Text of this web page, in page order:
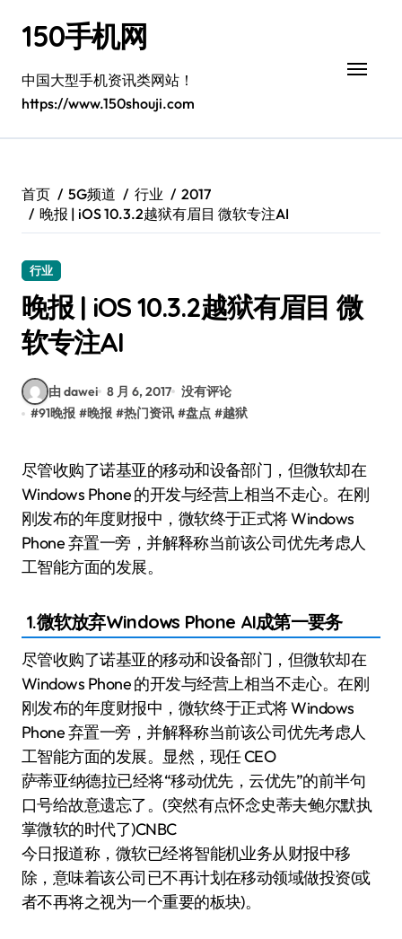
150手机网
中国大型手机资讯类网站！
https://www.150shouji.com
首页 5G频道 行业
2017
晚报 | iOS 10.3.2越狱有眉目 微软专注AI
行业
晚报 | iOS 10.3.2越狱有眉目 微
软专注AI
由 dawei 8 月 6, 2017 没有评论
#91晚报 #晚报 #热门资讯 #盘点 #越狱
尽管收购了诺基亚的移动和设备部门，但微软却在
Windows Phone 的开发与经营上相当不走心。在刚
刚发布的年度财报中，微软终于正式将 Windows
Phone 弃置一旁，并解释称当前该公司优先考虑人
工智能方面的发展。
1.微软放弃Windows Phone AI成第一要务
尽管收购了诺基亚的移动和设备部门，但微软却在
Windows Phone 的开发与经营上相当不走心。在刚
刚发布的年度财报中，微软终于正式将 Windows
Phone 弃置一旁，并解释称当前该公司优先考虑人
工智能方面的发展。显然，现任 CEO
萨蒂亚·纳德拉已经将“移动优先，云优先”的前半句
口号给故意遗忘了。(突然有点怀念史蒂夫·鲍尔默执
掌微软的时代了)CNBC
今日报道称，微软已经将智能机业务从财报中移
除，意味着该公司已不再计划在移动领域做投资(或
者不再将之视为一个重要的板块)。